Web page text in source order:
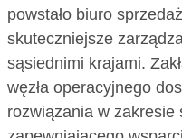
powstało biuro
skuteczniejsze
sąsiednimi krajami.
węzła operacyjnego
rozwiązania w zakresie